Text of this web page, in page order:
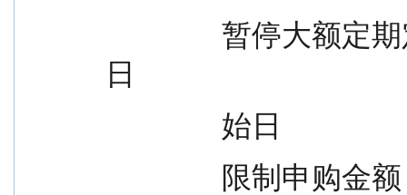
日
                始日
限制申